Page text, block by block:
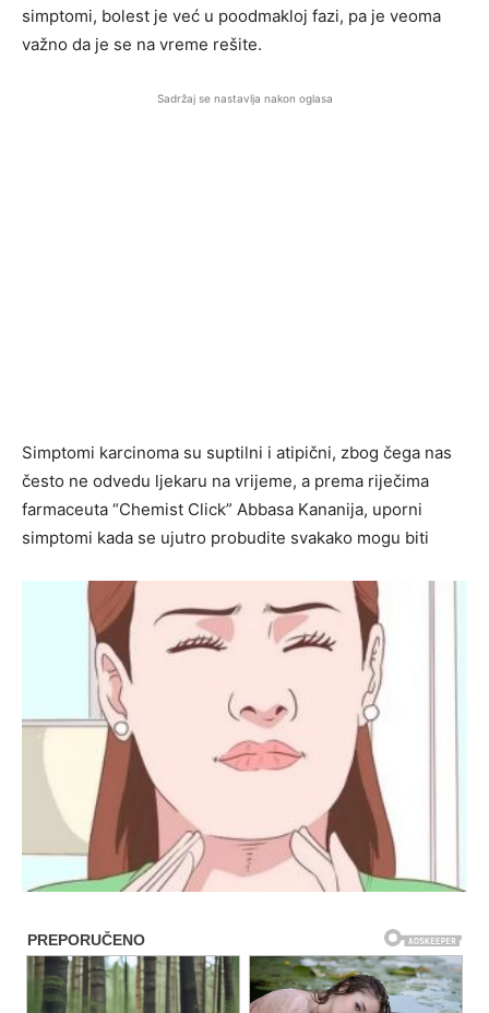
simptomi, bolest je već u poodmakloj fazi, pa je veoma
važno da je se na vreme rešite.
Sadržaj se nastavlja nakon oglasa
Simptomi karcinoma su suptilni i atipični, zbog čega nas
često ne odvedu ljekaru na vrijeme, a prema riječima
farmaceuta “Chemist Click” Abbasa Kananija, uporni
simptomi kada se ujutro probudite svakako mogu biti